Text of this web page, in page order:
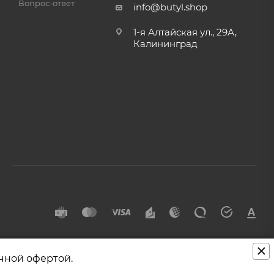
Вопрос-ответ info@butyl.shop
1-я Алтайская ул., 29А,
Калининград
×
офертой.